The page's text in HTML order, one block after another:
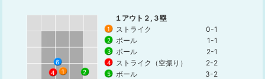
1 2
4
6
１アウト２,３塁
1 ストライク 0-1
2 ボール 1-1
3 ボール 2-1
4 ストライク（空振り） 2-2
5 ボール 3-2